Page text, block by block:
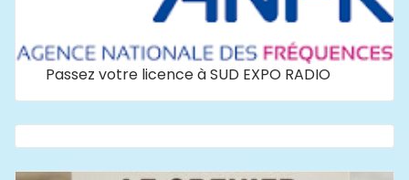
Passez votre licence à SUD EXPO RADIO